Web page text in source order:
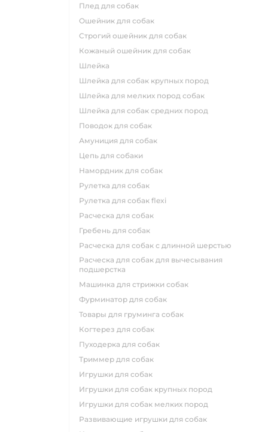
плед для собак
ошейник для собак
строгий ошейник для собак
кожаный ошейник для собак
шлейка
шлейка для собак крупных пород
шлейка для мелких пород собак
шлейка для собак средних пород
поводок для собак
амуниция для собак
цепь для собаки
намордник для собак
рулетка для собак
рулетка для собак flexi
расческа для собак
гребень для собак
расческа для собак с длинной шерстью
расческа для собак для вычесывания
подшерстка
машинка для стрижки собак
фурминатор для собак
товары для груминга собак
когтерез для собак
пуходерка для собак
триммер для собак
игрушки для собак
игрушки для собак крупных пород
игрушки для собак мелких пород
развивающие игрушки для собак